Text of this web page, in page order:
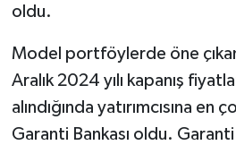
oldu.
Model portföylerde öne
Aralık 2024 yılı kapanış
alındığında yatırımcısına en
Garanti Bankası oldu. Garanti